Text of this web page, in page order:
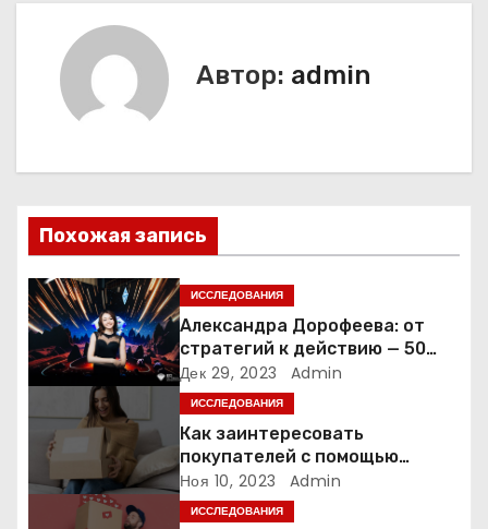
ц
и
я
п
о
з
а
п
Автор: admin
Похожая запись
ИССЛЕДОВАНИЯ
Александра Дорофеева: от
стратегий к действию — 50
точек роста онлайн-школы
Дек 29, 2023 Admin
ИССЛЕДОВАНИЯ
Как заинтересовать
покупателей с помощью
неопределенности: 3 способа
Ноя 10, 2023 Admin
ИССЛЕДОВАНИЯ